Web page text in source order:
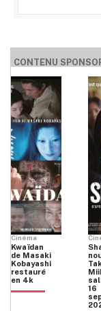
CONTENU
Cinéma
Kwaïdan
de Masaki
Kobayashi
restauré
en 4k
16